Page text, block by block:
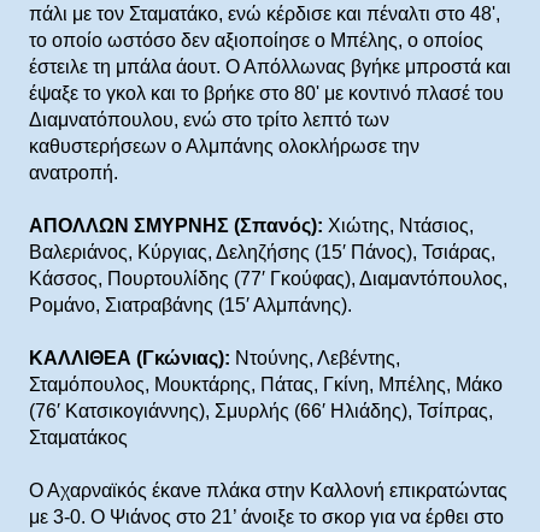
πάλι με τον Σταματάκο, ενώ κέρδισε και πέναλτι στο 48',
το οποίο ωστόσο δεν αξιοποίησε ο Μπέλης, ο οποίος
έστειλε τη μπάλα άουτ. Ο Απόλλωνας βγήκε μπροστά και
έψαξε το γκολ και το βρήκε στο 80' με κοντινό πλασέ του
Διαμνατόπουλου, ενώ στο τρίτο λεπτό των
καθυστερήσεων ο Αλμπάνης ολοκλήρωσε την
ανατροπή.
ΑΠΟΛΛΩΝ ΣΜΥΡΝΗΣ (Σπανός): Χιώτης, Ντάσιος,
Βαλεριάνος, Κύργιας, Δεληζήσης (15′ Πάνος), Τσιάρας,
Κάσσος, Πουρτουλίδης (77′ Γκούφας), Διαμαντόπουλος,
Ρομάνο, Σιατραβάνης (15′ Αλμπάνης).
ΚΑΛΛΙΘΕΑ (Γκώνιας): Ντούνης, Λεβέντης,
Σταμόπουλος, Μουκτάρης, Πάτας, Γκίνη, Μπέλης, Μάκο
(76′ Κατσικογιάννης), Σμυρλής (66′ Ηλιάδης), Τσίπρας,
Σταματάκος
Ο Αχαρναϊκός έκανe πλάκα στην Καλλονή επικρατώντας
με 3-0. Ο Ψιάνος στο 21’ άνοιξε το σκορ για να έρθει στο